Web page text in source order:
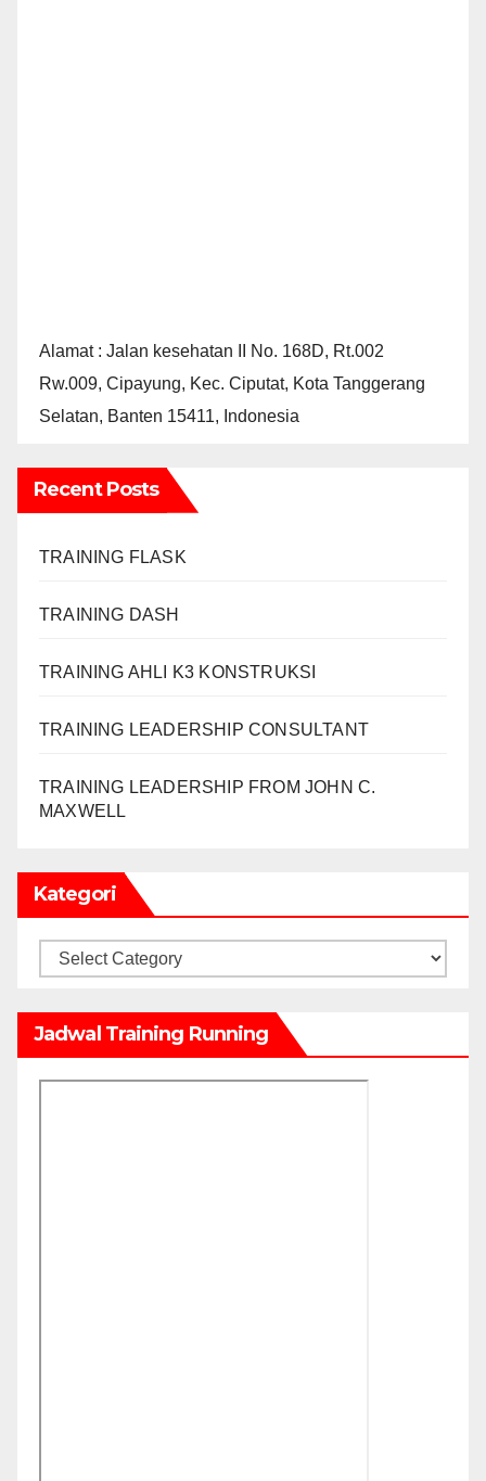
Alamat : Jalan kesehatan II No. 168D, Rt.002
Rw.009, Cipayung, Kec. Ciputat, Kota Tanggerang
Selatan, Banten 15411, Indonesia
Recent Posts
TRAINING FLASK
TRAINING DASH
TRAINING AHLI K3 KONSTRUKSI
TRAINING LEADERSHIP CONSULTANT
TRAINING LEADERSHIP FROM JOHN C.
MAXWELL
Kategori
Kategori
Jadwal Training Running